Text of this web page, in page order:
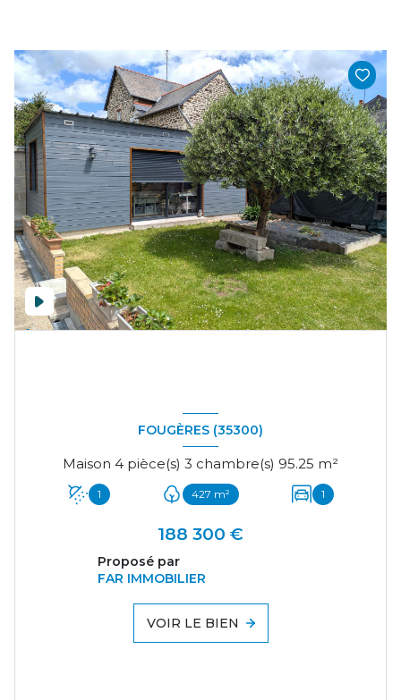
FOUGÈRES (35300)
Maison 4 pièce(s) 3 chambre(s) 95.25 m²
1 427 m² 1
188 300 €
Proposé par
FAR IMMOBILIER
VOIR LE BIEN